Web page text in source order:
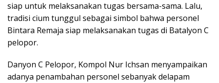
siap untuk melaksanakan tugas bersama-sama. Lalu,
tradisi cium tunggul sebagai simbol bahwa personel
Bintara Remaja siap melaksanakan tugas di Batalyon C
pelopor.
Danyon C Pelopor, Kompol Nur Ichsan menyampaikan
adanya penambahan personel sebanyak delapam